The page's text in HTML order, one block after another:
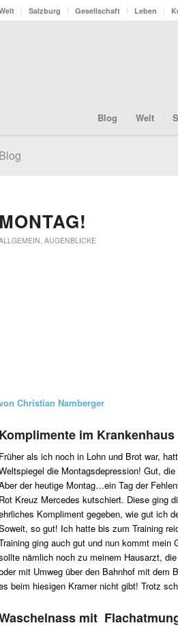
Salzburg Gesellschaft Leben
Blog Welt
Blog
MONTAG!
, AUGENBLICKE
Christian Namberger
Komplimente im Krankenhaus
Früher als ich noch in Lohn und Brot war,
die Montagsdepression! Gut,
der heutige Montag…ein Tag der
Rot Kreuz Mercedes kutschiert. Diese ging
Kompliment gegeben, wie gut ich
so gut! Ich hatte bis zum Training
ging auch gut und nun kommt
nämlich noch zu meinem Hausarzt,
mit Umweg über den Bahnhof mit dem
beim hiesigen Kramer nicht gibt! Trotz
mit